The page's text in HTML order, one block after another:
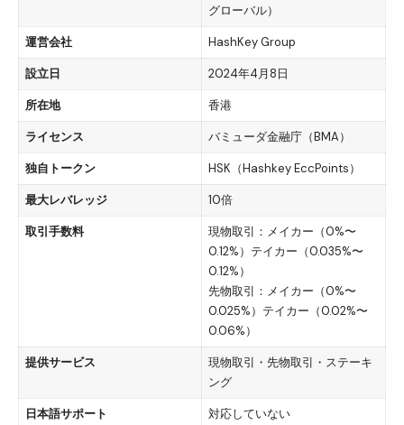
グローバル）
運営会社 HashKey Group
設立日 2024年4月8日
所在地 香港
ライセンス バミューダ金融庁（BMA）
独自トークン HSK（Hashkey EccPoints）
最大レバレッジ 10倍
取引手数料
現物取引：メイカー（0%〜
0.12%）テイカー（0.035%〜
0.12%）
先物取引：メイカー（0%〜
0.025%）テイカー（0.02%〜
0.06%）
提供サービス
現物取引・先物取引・ステーキ
ング
日本語サポート 対応していない